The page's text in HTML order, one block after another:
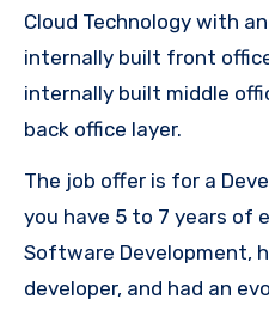
Cloud Technology with
internally built front
internally built middle
back office layer.
The job offer is for a
you have 5 to 7 years of
Software Development,
developer, and had an